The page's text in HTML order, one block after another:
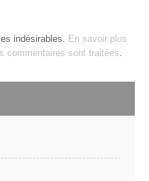
indésirables.
En savoir plus
commentaires sont traitées